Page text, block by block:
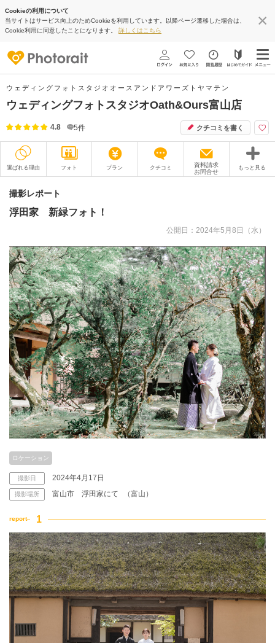
Cookieの利用について
当サイトはサービス向上のためCookieを利用しています。以降ページ遷移した場合は、
Cookie利用に同意したことになります。 詳しくはこちら
ウェディングフォトスタジオオースアンドアワーズトヤマテン
ウェディングフォトスタジオOath&Ours富山店
4.8 5件 クチコミを書く
選ばれる理由 フォト プラン クチコミ
資料請求
お問合せ
もっと見る
撮影レポート
衣装
アクセス/TEL スタジオトップ
撮影レポート
浮田家 新緑フォト！
公開日：2024年5月8日（水）
ロケーション
撮影日 2024年4月17日
撮影場所 富山市 浮田家にて （富山）